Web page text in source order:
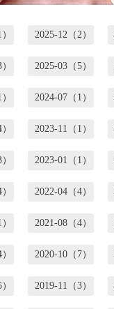
2025-12（2）
2025-03（5）
2024-07（1）
2023-11（1）
2023-01（1）
2022-04（4）
2021-08（4）
2020-10（7）
2019-11（3）